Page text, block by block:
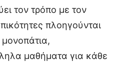
τον τρόπο με τον
πλοηγούνται
μαθήματα για κάθε